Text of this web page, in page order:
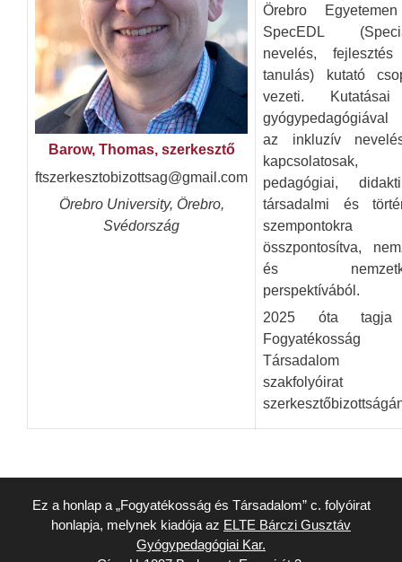
Barow, Thomas, szerkesztő
ftszerkesztobizottsag@gmail.com
Örebro University, Örebro,
Svédország
Örebro
SpecEDL
nevelés,
tanulás) kutató
vezeti.
az inkluzív
pedagógiai,
társadalmi és
szempontokra
összpontosítva,
és
perspektívából.
2025 óta
Fogyatékosság
Társadalom
szakfolyóirat
Ez a honlap a „Fogyatékosság és Társadalom” c. folyóirat
honlapja, melynek kiadója az ELTE Bárczi Gusztáv
Gyógypedagógiai Kar.